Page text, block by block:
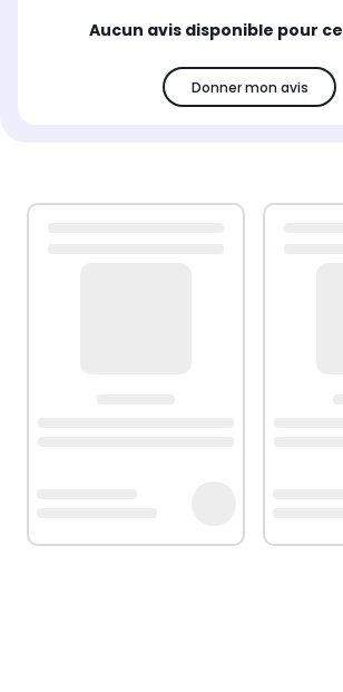
Aucun avis disponible pour
Donner mon avis